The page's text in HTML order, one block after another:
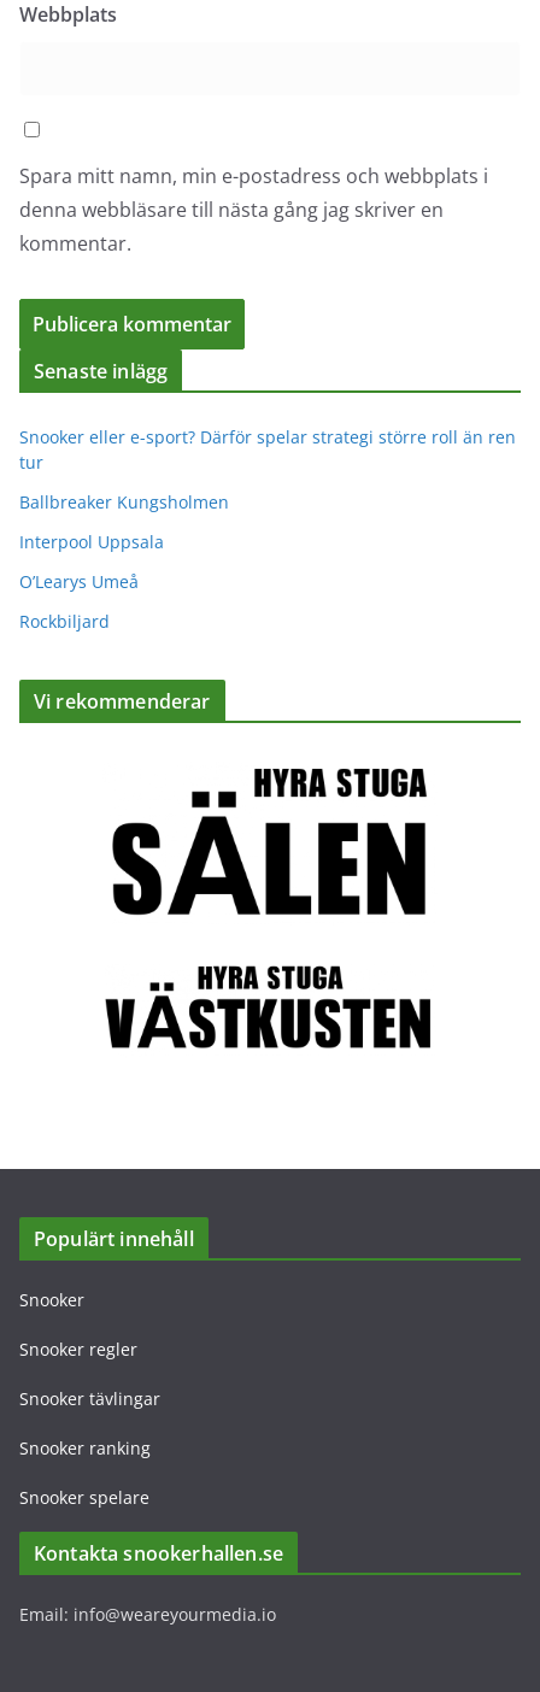
Webbplats
Spara mitt namn, min e-postadress och webbplats i
denna webbläsare till nästa gång jag skriver en
kommentar.
Senaste inlägg
Snooker eller e-sport? Därför spelar strategi större roll än ren
tur
Ballbreaker Kungsholmen
Interpool Uppsala
O’Learys Umeå
Rockbiljard
Vi rekommenderar
Populärt innehåll
Snooker
Snooker regler
Snooker tävlingar
Snooker ranking
Snooker spelare
Kontakta snookerhallen.se
Email: info@weareyourmedia.io